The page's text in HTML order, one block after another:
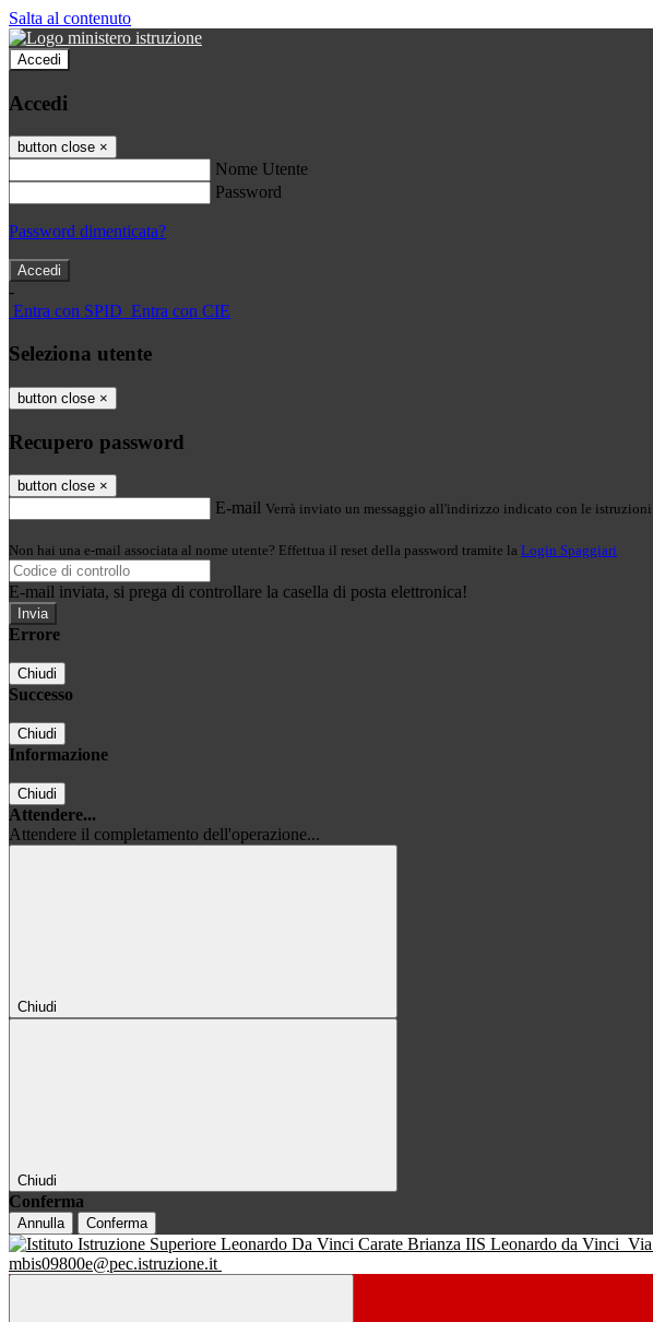
Salta al contenuto
Accedi
Accedi
button close ×
Nome Utente
Password
Password dimenticata?
-
Entra con SPID Entra con CIE
Seleziona utente
button close ×
Recupero password
button close ×
E-mail Verrà inviato un messaggio all'indirizzo indicato con le istruzioni
Non hai una e-mail associata al nome utente? Effettua il reset della password tramite la Login Spaggiari
E-mail inviata, si prega di controllare la casella di posta elettronica!
Errore
Chiudi
Successo
Chiudi
Informazione
Chiudi
Attendere...
Attendere il completamento dell'operazione...
Chiudi
Chiudi
Conferma
Annulla Conferma
IIS Leonardo da Vinci
mbis09800e@pec.istruzione.it